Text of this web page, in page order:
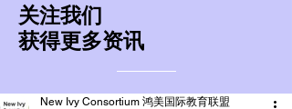
​关注我们
获得更多资讯
New Ivy Consortium 鸿美国际教育联盟